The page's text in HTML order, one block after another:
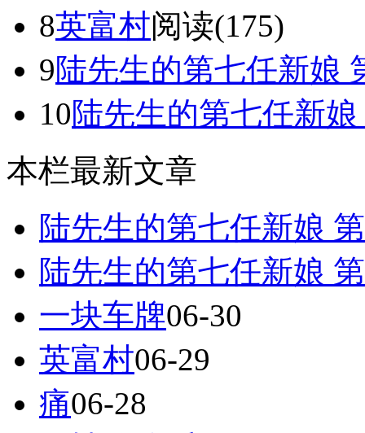
8英富村阅读(175)
9陆先生的第七任新娘
10陆先生的第七任新娘
本栏最新文章
陆先生的第七任新娘
陆先生的第七任新娘
一块车牌06-30
英富村06-29
痛06-28